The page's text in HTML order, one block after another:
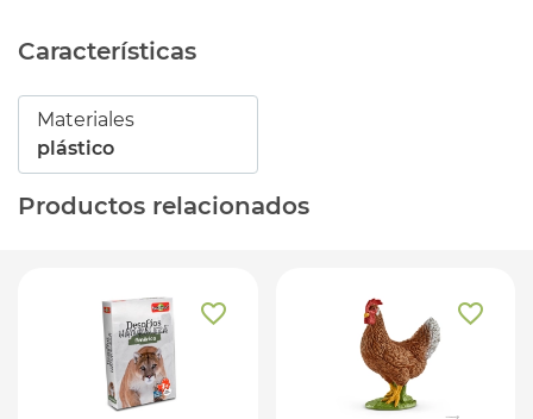
Características
Materiales
plástico
Productos relacionados